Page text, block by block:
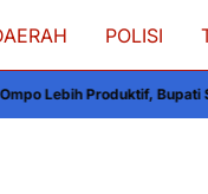
POLISI
Soppeng Terima